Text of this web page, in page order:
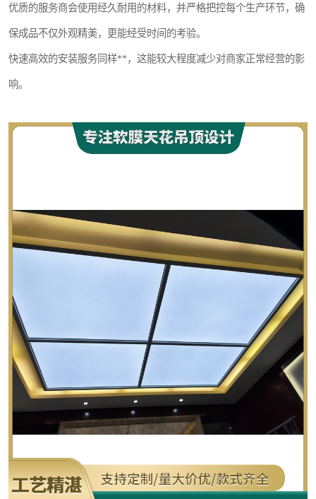
优质的服务商会使用经久耐用的材料，并严格把控每个生产环节，确
保成品不仅外观精美，更能经受时间的考验。
快速高效的安装服务同样**，这能较大程度减少对商家正常经营的影
响。